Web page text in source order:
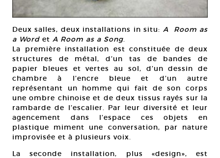
Deux salles, deux installations in situ: A Room as
a Word et A Room as a Song.
La première installation est constituée de deux
structures de métal, d’un tas de bandes de
papier bleues et vertes au sol, d’un dessin de
chambre à l’encre bleue et d’un autre
représentant un homme qui fait de son corps
une ombre chinoise et de deux tissus rayés sur la
rambarde de l’escalier. Par leur diversité et leur
agencement dans l’espace ces objets en
plastique miment une conversation, par nature
improvisée et à plusieurs voix.
La seconde installation, plus «design», est